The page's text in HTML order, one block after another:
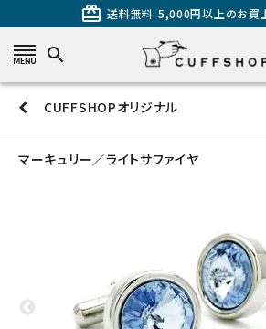
card_giftcard 送料無料 5,000円以上のお買
search
カテゴリーから探す
CUFFSHOPオリジナル
マーキュリー／ライトサファイヤ